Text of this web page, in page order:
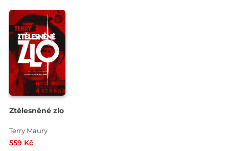
Ztělesněné zlo
Terry Maury
559 Kč